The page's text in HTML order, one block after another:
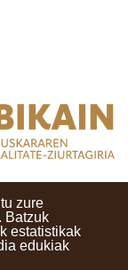
zure
Batzuk
estatistikak
edukiak
oharra
Berriak